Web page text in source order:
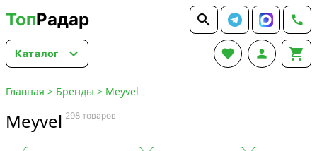
ТопРадар  
Каталог    
Главная > Бренды > Meyvel
Meyvel 298 товаров